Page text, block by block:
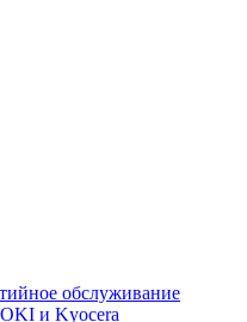
обслуживание
и Kyocera